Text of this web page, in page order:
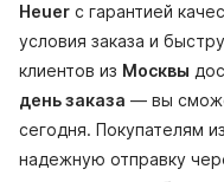
Heuer с гарантией
условия заказа и
клиентов из Москвы
день заказа — вы
сегодня. Покупателям
надежную отправку